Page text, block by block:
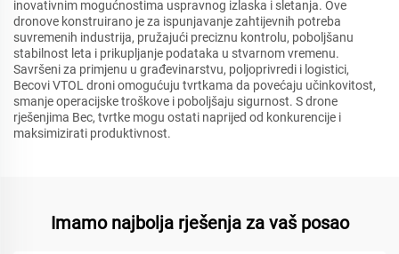
inovativnim mogućnostima uspravnog izlaska i sletanja. Ove
dronove konstruirano je za ispunjavanje zahtijevnih potreba
suvremenih industrija, pružajući preciznu kontrolu, poboljšanu
stabilnost leta i prikupljanje podataka u stvarnom vremenu.
Savršeni za primjenu u građevinarstvu, poljoprivredi i logistici,
Becovi VTOL droni omogućuju tvrtkama da povećaju učinkovitost,
smanje operacijske troškove i poboljšaju sigurnost. S drone
rješenjima Bec, tvrtke mogu ostati naprijed od konkurencije i
maksimizirati produktivnost.
Imamo najbolja rješenja za vaš posao